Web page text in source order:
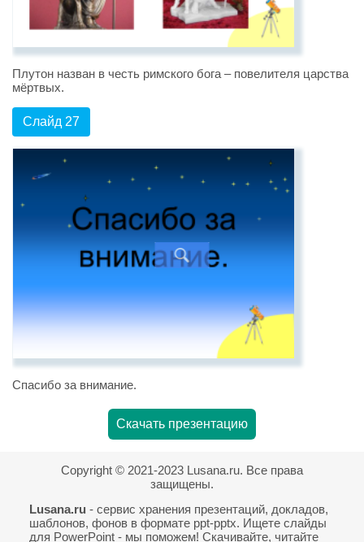
Плутон назван в честь римского бога – повелителя царства
мёртвых.
Слайд 27
Спасибо за внимание.
Скачать презентацию
Copyright © 2021-2023 Lusana.ru. Все права
защищены.
Lusana.ru - сервис хранения презентаций, докладов,
шаблонов, фонов в формате ppt-pptx. Ищете слайды
для PowerPoint - мы поможем! Скачивайте, читайте